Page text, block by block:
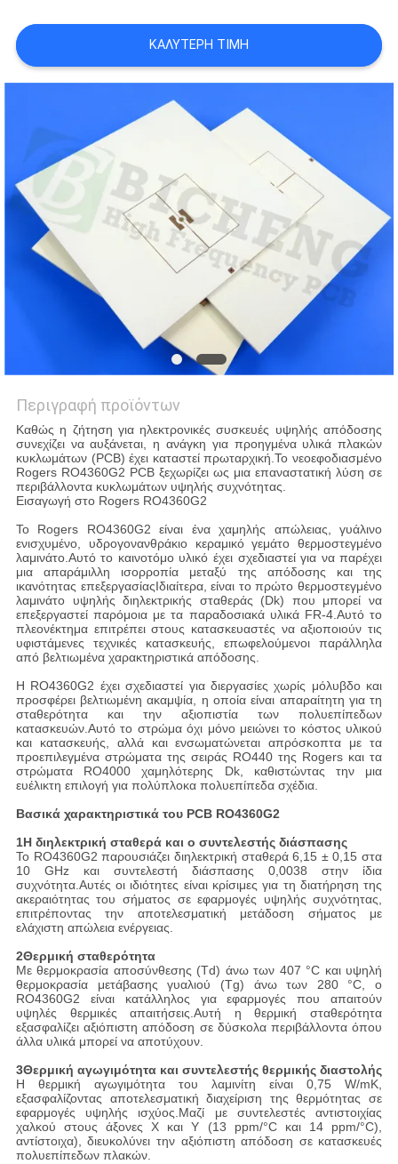
ΥΠΟΘΈΣΕΙΣ
SITEMAP
ΠΟΛΙΤΙΚΉ
ΑΠΟΡΡΉΤΟΥ
ΚΑΛΎΤΕΡΗ ΤΙΜΉ
Περιγραφή προϊόντων
Καθώς η ζήτηση για ηλεκτρονικές συσκευές υψηλής απόδοσης
συνεχίζει να αυξάνεται, η ανάγκη για προηγμένα υλικά πλακών
κυκλωμάτων (PCB) έχει καταστεί πρωταρχική.Το νεοεφοδιασμένο
Rogers RO4360G2 PCB ξεχωρίζει ως μια επαναστατική λύση σε
περιβάλλοντα κυκλωμάτων υψηλής συχνότητας.
Εισαγωγή στο Rogers RO4360G2
Το Rogers RO4360G2 είναι ένα χαμηλής απώλειας, γυάλινο
ενισχυμένο, υδρογονανθράκιο κεραμικό γεμάτο θερμοστεγμένο
λαμινάτο.Αυτό το καινοτόμο υλικό έχει σχεδιαστεί για να παρέχει
μια απαράμιλλη ισορροπία μεταξύ της απόδοσης και της
ικανότητας επεξεργασίαςΙδιαίτερα, είναι το πρώτο θερμοστεγμένο
λαμινάτο υψηλής διηλεκτρικής σταθεράς (Dk) που μπορεί να
επεξεργαστεί παρόμοια με τα παραδοσιακά υλικά FR-4.Αυτό το
πλεονέκτημα επιτρέπει στους κατασκευαστές να αξιοποιούν τις
υφιστάμενες τεχνικές κατασκευής, επωφελούμενοι παράλληλα
από βελτιωμένα χαρακτηριστικά απόδοσης.
Η RO4360G2 έχει σχεδιαστεί για διεργασίες χωρίς μόλυβδο και
προσφέρει βελτιωμένη ακαμψία, η οποία είναι απαραίτητη για τη
σταθερότητα και την αξιοπιστία των πολυεπίπεδων
κατασκευών.Αυτό το στρώμα όχι μόνο μειώνει το κόστος υλικού
και κατασκευής, αλλά και ενσωματώνεται απρόσκοπτα με τα
προεπιλεγμένα στρώματα της σειράς RO440 της Rogers και τα
στρώματα RO4000 χαμηλότερης Dk, καθιστώντας την μια
ευέλικτη επιλογή για πολύπλοκα πολυεπίπεδα σχέδια.
Βασικά χαρακτηριστικά του PCB RO4360G2
1Η διηλεκτρική σταθερά και ο συντελεστής διάσπασης
Το RO4360G2 παρουσιάζει διηλεκτρική σταθερά 6,15 ± 0,15 στα
10 GHz και συντελεστή διάσπασης 0,0038 στην ίδια
συχνότητα.Αυτές οι ιδιότητες είναι κρίσιμες για τη διατήρηση της
ακεραιότητας του σήματος σε εφαρμογές υψηλής συχνότητας,
επιτρέποντας την αποτελεσματική μετάδοση σήματος με
ελάχιστη απώλεια ενέργειας.
2Θερμική σταθερότητα
Με θερμοκρασία αποσύνθεσης (Td) άνω των 407 °C και υψηλή
θερμοκρασία μετάβασης γυαλιού (Tg) άνω των 280 °C, ο
RO4360G2 είναι κατάλληλος για εφαρμογές που απαιτούν
υψηλές θερμικές απαιτήσεις.Αυτή η θερμική σταθερότητα
εξασφαλίζει αξιόπιστη απόδοση σε δύσκολα περιβάλλοντα όπου
άλλα υλικά μπορεί να αποτύχουν.
3Θερμική αγωγιμότητα και συντελεστής θερμικής διαστολής
Η θερμική αγωγιμότητα του λαμινίτη είναι 0,75 W/mK,
εξασφαλίζοντας αποτελεσματική διαχείριση της θερμότητας σε
εφαρμογές υψηλής ισχύος.Μαζί με συντελεστές αντιστοιχίας
χαλκού στους άξονες X και Y (13 ppm/°C και 14 ppm/°C),
αντίστοιχα), διευκολύνει την αξιόπιστη απόδοση σε κατασκευές
πολυεπίπεδων πλακών.